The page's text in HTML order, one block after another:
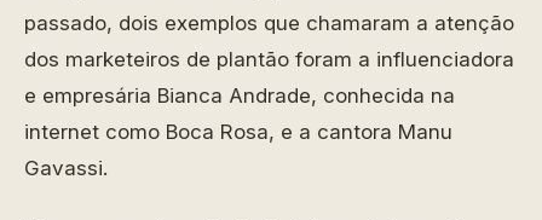
passado, dois exemplos que chamaram a atenção
dos marketeiros de plantão foram a influenciadora
e empresária Bianca Andrade, conhecida na
internet como Boca Rosa, e a cantora Manu
Gavassi.